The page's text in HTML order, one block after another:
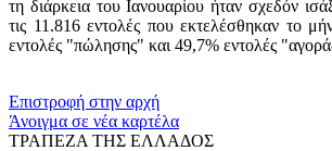
τη διάρκεια του Ιανουαρίου ήταν σχεδόν
τις 11.816 εντολές που εκτελέσθηκαν το
εντολές "πώλησης" και 49,7% εντολές
Επιστροφή στην αρχή
Άνοιγμα σε νέα καρτέλα
ΤΡΑΠΕΖΑ ΤΗΣ ΕΛΛΑΔΟΣ